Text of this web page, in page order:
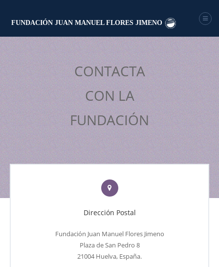
FUNDACIÓN JUAN MANUEL FLORES JIMENO
CONTACTA
CON LA
FUNDACIÓN
Dirección Postal
Fundación Juan Manuel Flores Jimeno
Plaza de San Pedro 8
21004 Huelva, España.